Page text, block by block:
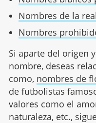
Nombres de la
Nombres
Si aparte del origen
nombre, deseas
como, nombres de
de futbolistas
valores como el
naturaleza, etc.,